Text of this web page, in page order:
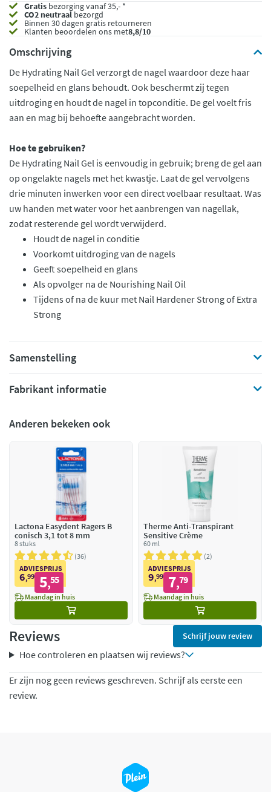
Gratis bezorging vanaf 35,- *
CO2 neutraalbezorgd
Binnen 30 dagen gratis retourneren
Klanten beoordelen ons met8,8/10
Omschrijving
De Hydrating Nail Gel verzorgt de nagel waardoor deze haar
soepelheid en glans behoudt. Ook beschermt zij tegen
uitdroging en houdt de nagel in topconditie. De gel voelt fris
aan en mag bij behoefte aangebracht worden.
Hoe te gebruiken?
De Hydrating Nail Gel is eenvoudig in gebruik; breng de gel aan
op ongelakte nagels met het kwastje. Laat de gel vervolgens
drie minuten inwerken voor een direct voelbaar resultaat. Was
uw handen met water voor het aanbrengen van nagellak,
zodat resterende gel wordt verwijderd.
Houdt de nagel in conditie
Voorkomt uitdroging van de nagels
Geeft soepelheid en glans
Als opvolger na de Nourishing Nail Oil
Tijdens of na de kuur met Nail Hardener Strong of Extra
Strong
Samenstelling
Fabrikant informatie
Anderen bekeken ook
Lactona Easydent Ragers B
conisch 3,1 tot 8 mm
8 stuks
36
ADVIESPRIJS
6,99 5,55
Maandag in huis
Therme Anti-Transpirant
Sensitive Crème
60 ml
2
ADVIESPRIJS
9,99 7,79
Maandag in huis
Reviews Schrijf jouw review
Hoe controleren en plaatsen wij reviews?
Er zijn nog geen reviews geschreven. Schrijf als eerste een
review.